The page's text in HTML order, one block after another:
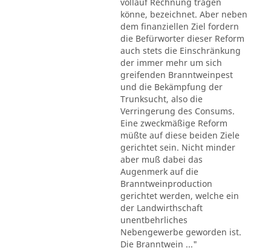
könne, bezeichnet. Aber neben
dem finanziellen Ziel fordern
die Befürworter dieser Reform
auch stets die Einschränkung
der immer mehr um sich
greifenden Branntweinpest
und die Bekämpfung der
Trunksucht, also die
Verringerung des Consums.
Eine zweckmäßige Reform
müßte auf diese beiden Ziele
gerichtet sein. Nicht minder
aber muß dabei das
Augenmerk auf die
Branntweinproduction
gerichtet werden, welche ein
der Landwirthschaft
unentbehrliches
Nebengewerbe geworden ist.
Die Branntwein ..."